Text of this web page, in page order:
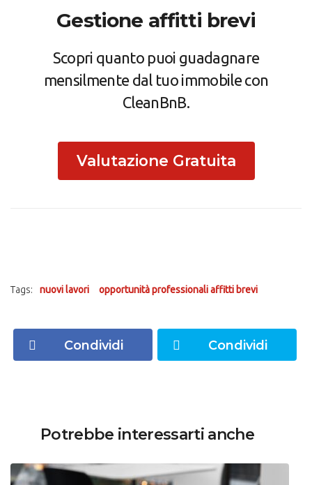
Gestione affitti brevi
Scopri quanto puoi guadagnare
mensilmente dal tuo immobile con
CleanBnB.
Valutazione Gratuita
Tags: nuovi lavori opportunità professionali affitti brevi
Condividi Condividi
Potrebbe interessarti anche